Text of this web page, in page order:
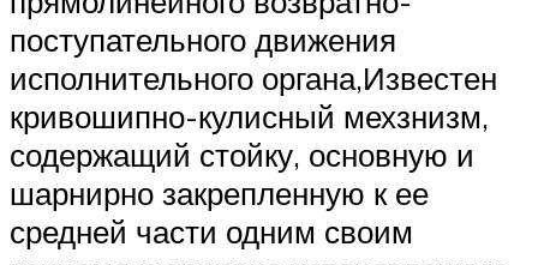
поступательного движения
исполнительного органа,Известен
кривошипно-кулисный мехзнизм,
содержащий стойку, основную и
шарнирно закрепленную к ее
средней части одним своим